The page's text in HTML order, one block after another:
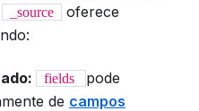
_source
oferece
fields
pode
de campos